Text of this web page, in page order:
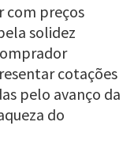
com preços
solidez
cotações
pelo avanço da
do